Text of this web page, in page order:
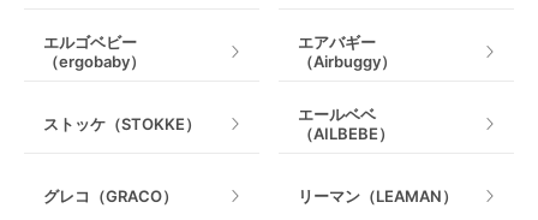
エルゴベビー
（ergobaby）
エアバギー
（Airbuggy）
ストッケ（STOKKE）
エールベベ
（AILBEBE）
グレコ（GRACO） リーマン（LEAMAN）